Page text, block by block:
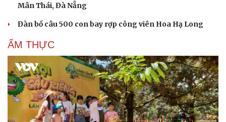
Mân Thái, Đà Nẵng
Đàn bồ câu 500 con bay rợp công viên Hoa Hạ Long
ẨM THỰC